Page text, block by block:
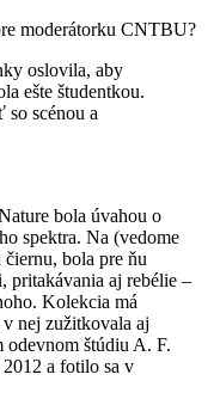
moderátorku CNTBU?
oslovila, aby
ešte študentkou.
so scénou a
bola úvahou o
spektra. Na (vedome
bola pre ňu
pritakávania aj rebélie –
Kolekcia má
nej zužitkovala aj
odevnom štúdiu A. F.
a fotilo sa v